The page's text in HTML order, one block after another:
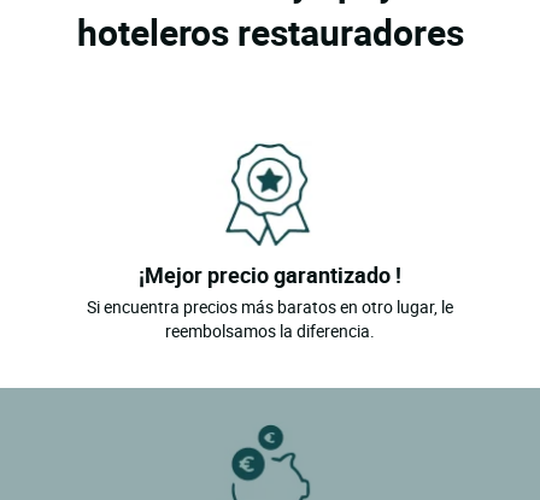
hoteleros restauradores
¡Mejor precio garantizado !
Si encuentra precios más baratos en otro lugar, le
reembolsamos la diferencia.